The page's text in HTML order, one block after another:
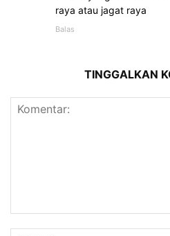
raya atau jagat raya
Balas
TINGGALKAN